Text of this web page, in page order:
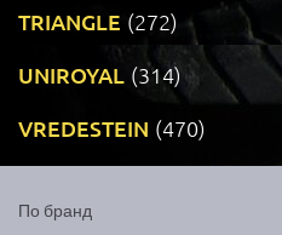
TRIANGLE (272)
UNIROYAL (314)
VREDESTEIN (470)
По бранд